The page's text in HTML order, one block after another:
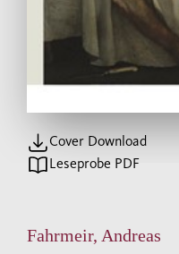
Cover Download
Leseprobe PDF
Fahrmeir, Andreas